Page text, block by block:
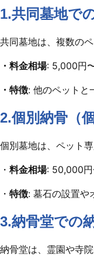
1.共同墓地で
共同墓地は、複数の
・料金相場: 5,000円
・特徴: 他のペットと
2.個別納骨（
個別墓地は、ペット
・ 料金相場: 50,000
・ 特徴: 墓石の設置や
3.納骨堂での
納骨堂は、霊園や寺